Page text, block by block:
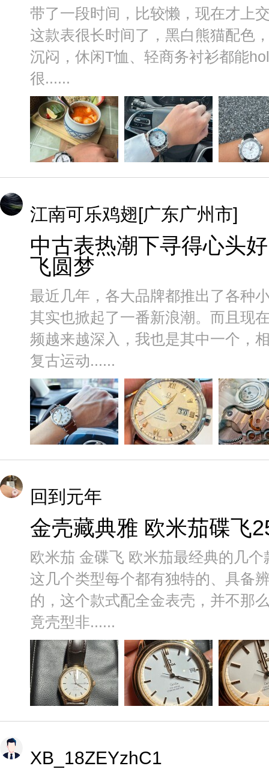
带了一段时间，比较懒，现在才上
这款表很长时间了，黑白熊猫配色
沉闷，休闲T恤、轻商务衬衫都能
很......
江南可乐鸡翅[广东广州市]
中古表热潮下寻得心头
飞圆梦
最近几年，各大品牌都推出了各种
其实也掀起了一番新浪潮。而且现
频越来越深入，我也是其中一个，
复古运动......
回到元年
金壳藏典雅 欧米茄碟飞
欧米茄 金碟飞 欧米茄最经典的几
这几个类型每个都有独特的、具备
的，这个款式配全金表壳，并不那
竟壳型非......
XB_18ZEYzhC1